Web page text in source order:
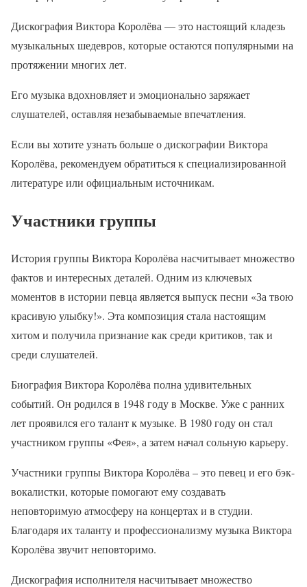
Дискография Виктора Королёва — это настоящий кладезь
музыкальных шедевров, которые остаются популярными на
протяжении многих лет.
Его музыка вдохновляет и эмоционально заряжает
слушателей, оставляя незабываемые впечатления.
Если вы хотите узнать больше о дискографии Виктора
Королёва, рекомендуем обратиться к специализированной
литературе или официальным источникам.
Участники группы
История группы Виктора Королёва насчитывает множество
фактов и интересных деталей. Одним из ключевых
моментов в истории певца является выпуск песни «За твою
красивую улыбку!». Эта композиция стала настоящим
хитом и получила признание как среди критиков, так и
среди слушателей.
Биография Виктора Королёва полна удивительных
событий. Он родился в 1948 году в Москве. Уже с ранних
лет проявился его талант к музыке. В 1980 году он стал
участником группы «Фея», а затем начал сольную карьеру.
Участники группы Виктора Королёва – это певец и его бэк-
вокалистки, которые помогают ему создавать
неповторимую атмосферу на концертах и в студии.
Благодаря их таланту и профессионализму музыка Виктора
Королёва звучит неповторимо.
Дискография исполнителя насчитывает множество